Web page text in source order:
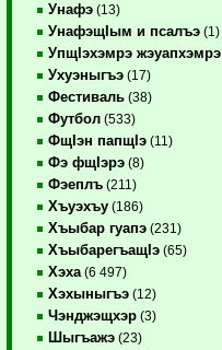
Унафэ (13)
УнафэщIым и псалъэ (1)
УпщIэхэмрэ жэуапхэмрэ
Ухуэныгъэ (17)
Фестиваль (38)
Футбол (533)
ФщIэн папщIэ (11)
Фэ фщIэрэ (8)
Фэеплъ (211)
Хъуэхъу (186)
Хъыбар гуапэ (231)
ХъыбарегъащIэ (65)
Хэха (6 497)
Хэхыныгъэ (12)
Чэнджэщхэр (3)
Шыгъажэ (23)